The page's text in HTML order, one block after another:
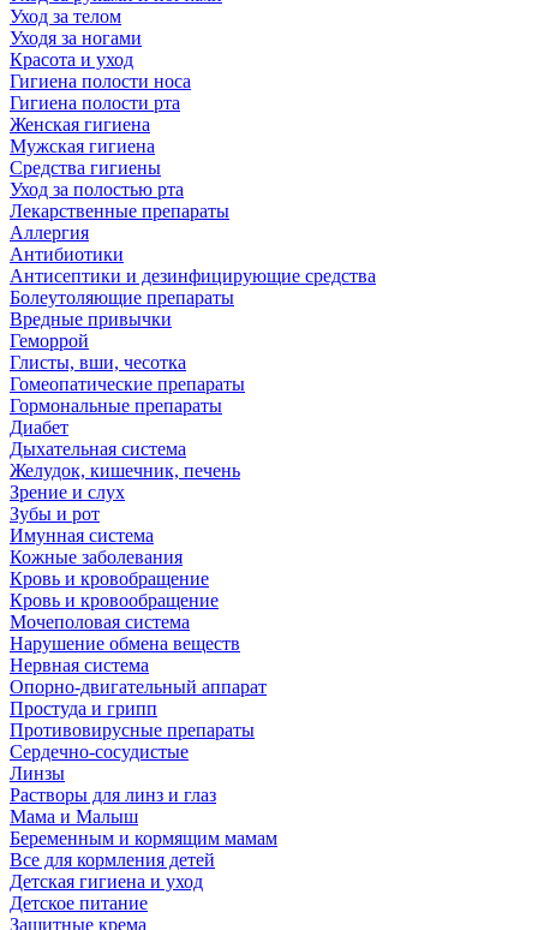
Уход за телом
Уходя за ногами
Красота и уход
Гигиена полости носа
Гигиена полости рта
Женская гигиена
Мужская гигиена
Средства гигиены
Уход за полостью рта
Лекарственные препараты
Аллергия
Антибиотики
Антисептики и дезинфицирующие средства
Болеутоляющие препараты
Вредные привычки
Геморрой
Глисты, вши, чесотка
Гомеопатические препараты
Гормональные препараты
Диабет
Дыхательная система
Желудок, кишечник, печень
Зрение и слух
Зубы и рот
Имунная система
Кожные заболевания
Кровь и кровобращение
Кровь и кровообращение
Мочеполовая система
Нарушение обмена веществ
Нервная система
Опорно-двигательный аппарат
Простуда и грипп
Противовирусные препараты
Сердечно-сосудистые
Линзы
Растворы для линз и глаз
Мама и Малыш
Беременным и кормящим мамам
Все для кормления детей
Детская гигиена и уход
Детское питание
Защитные крема